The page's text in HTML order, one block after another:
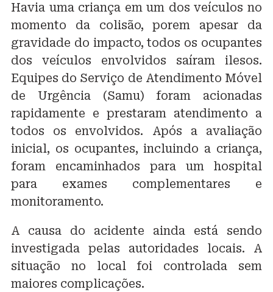
Havia uma criança em um dos veículos no
momento da colisão, porem apesar da
gravidade do impacto, todos os ocupantes
dos veículos envolvidos saíram ilesos.
Equipes do Serviço de Atendimento Móvel
de Urgência (Samu) foram acionadas
rapidamente e prestaram atendimento a
todos os envolvidos. Após a avaliação
inicial, os ocupantes, incluindo a criança,
foram encaminhados para um hospital
para exames complementares e
monitoramento.
A causa do acidente ainda está sendo
investigada pelas autoridades locais. A
situação no local foi controlada sem
maiores complicações.